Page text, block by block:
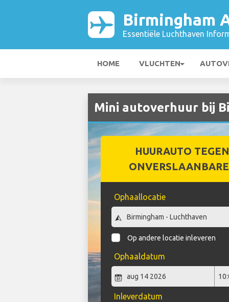
Birmingham
Essentiële Luchthaven
HOME VLUCHTEN
Mini autoverhuur bij
HUURAUTO
Ophaallocatie
Op andere locatie inleveren
Ophaaldatum
Inleverdatum